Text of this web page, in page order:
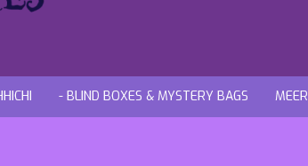
- BLIND BOXES & MYSTERY BAGS MEER